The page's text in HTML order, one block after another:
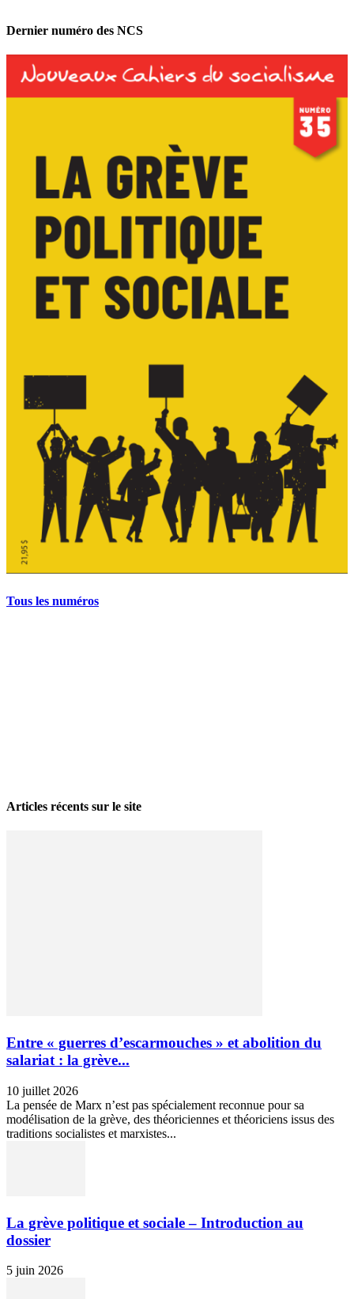
Dernier numéro des NCS
Tous les numéros
Articles récents sur le site
Entre « guerres d’escarmouches » et abolition du
salariat : la grève...
10 juillet 2026
La pensée de Marx n’est pas spécialement reconnue pour sa
modélisation de la grève, des théoriciennes et théoriciens issus des
traditions socialistes et marxistes...
La grève politique et sociale – Introduction au
dossier
5 juin 2026